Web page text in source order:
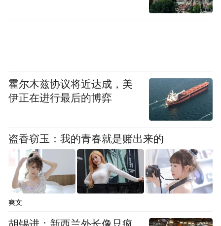
霍尔木兹协议将近达成，美
伊正在进行最后的博弈
盗香窃玉：我的青春就是赌出来的
爽文